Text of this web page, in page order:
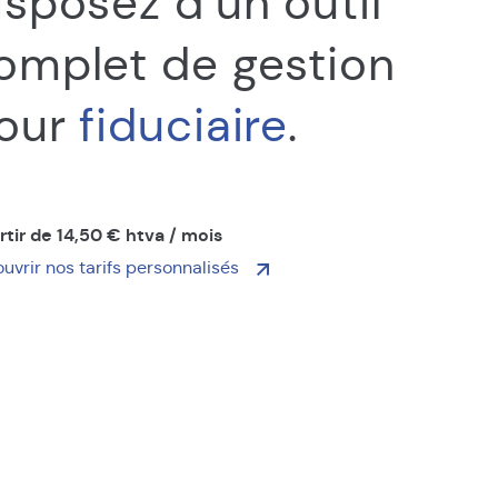
de gestion
fiduciaire.
de 14,50 € htva / mois
nos tarifs personnalisés